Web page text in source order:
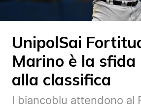
UnipolSai
Marino è la
alla classifica
I biancoblu attendono al